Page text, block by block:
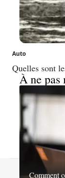
Auto
Quelles sont
À ne pas
Comment